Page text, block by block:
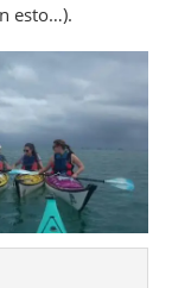
esto…).